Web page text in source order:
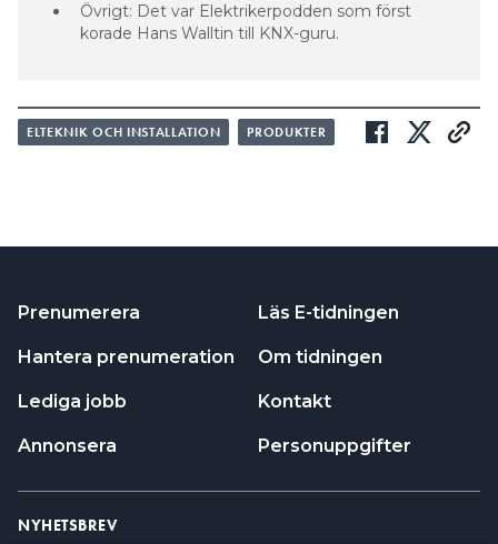
Övrigt: Det var Elektrikerpodden som först
korade Hans Walltin till KNX-guru.
ELTEKNIK OCH INSTALLATION PRODUKTER
Prenumerera
Hantera prenumeration
Lediga jobb
Annonsera
Läs E-tidningen
Om tidningen
Kontakt
Personuppgifter
NYHETSBREV